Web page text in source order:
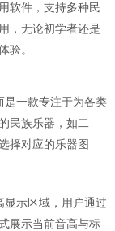
软件，支持多种民
，无论初学者还是
验。
是一款专注于为各类
民族乐器，如二
择对应的乐器图
显示区域，用户通过
展示当前音高与标